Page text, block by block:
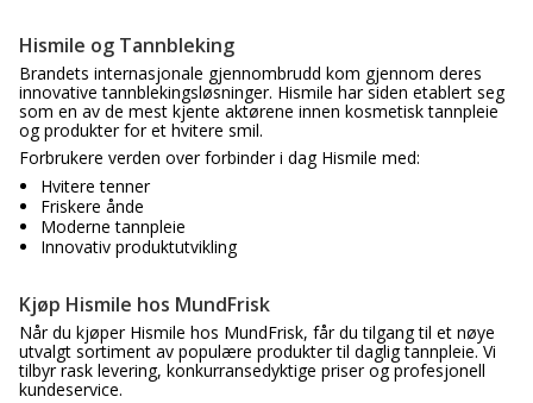
Hismile og Tannbleking
Brandets internasjonale gjennombrudd kom gjennom deres
innovative tannblekingsløsninger. Hismile har siden etablert seg
som en av de mest kjente aktørene innen kosmetisk tannpleie
og produkter for et hvitere smil.
Forbrukere verden over forbinder i dag Hismile med:
Hvitere tenner
Friskere ånde
Moderne tannpleie
Innovativ produktutvikling
Kjøp Hismile hos MundFrisk
Når du kjøper Hismile hos MundFrisk, får du tilgang til et nøye
utvalgt sortiment av populære produkter til daglig tannpleie. Vi
tilbyr rask levering, konkurransedyktige priser og profesjonell
kundeservice.